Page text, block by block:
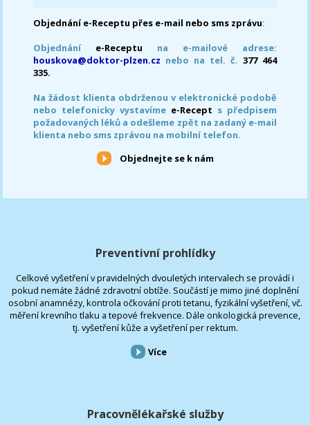
Objednání e-Receptu přes e-mail nebo sms zprávu:
Objednání e-Receptu na e-mailové adrese:
houskova@doktor-plzen.cz nebo na tel. č. 377 464
335.
Na žádost klienta obdrženou v elektronické podobě
nebo telefonicky vystavíme e-Recept s předpisem
požadovaných léků a odešleme zpět na zadaný e-mail
klienta nebo sms zprávou na mobilní telefon.
Objednejte se k nám
Preventivní prohlídky
Celkové vyšetření v pravidelných dvouletých intervalech se provádí i
pokud nemáte žádné zdravotní obtíže. Součástí je mimo jiné doplnění
osobní anamnézy, kontrola očkování proti tetanu, fyzikální vyšetření, vč.
měření krevního tlaku a tepové frekvence. Dále onkologická prevence,
tj. vyšetření kůže a vyšetření per rektum.
Více
Pracovnělékařské služby